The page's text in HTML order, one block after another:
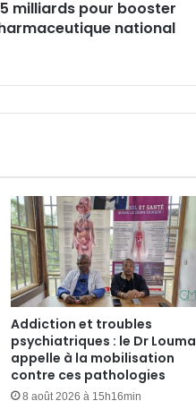
Bilie-By-Nze : EPG demande
Cour de cassation de « dire le
259 milliards de FCFA, GSEZ
s’offre-t-il l’aérogare la plus
de la sous-région ?
Energy : un chiffre
en hausse de 40 au
trimestre 2026
: le gouvernement mobilisé
la concrétisation du
de Fer de Baniaka
milliards pour booster
national
Addiction et troubles
psychiatriques : le Dr Louma
appelle à la mobilisation
contre ces pathologies
8 août 2026 à 15h16min